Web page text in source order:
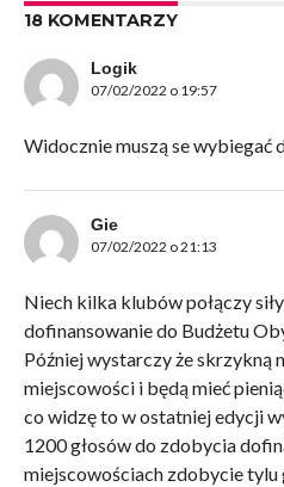
18 KOMENTARZY
Logik
07/02/2022 o 19:57
Widocznie muszą se
Gie
07/02/2022 o 21:13
Niech kilka klubów połączy
dofinansowanie do Budżetu
Później wystarczy że skrzykną
miejscowości i będą mieć
co widzę to w ostatniej edycji
1200 głosów do zdobycia
miejscowościach zdobycie tylu